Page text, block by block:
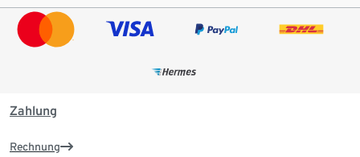
Zahlung
Rechnung